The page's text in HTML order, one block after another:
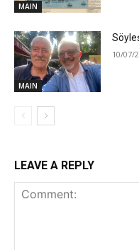
MAIN
MAIN
10/07/
LEAVE A REPLY